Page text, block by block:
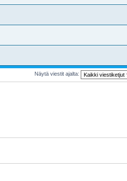
Näytä viestit ajalta: